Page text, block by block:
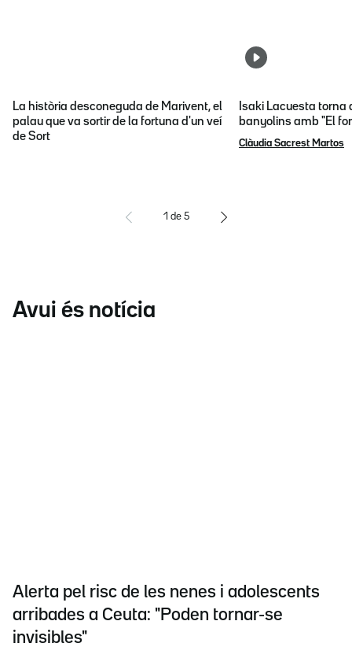
La història desconeguda de Marivent, el
palau que va sortir de la fortuna d'un veí
de Sort
Isaki Lacuesta torna
banyolins amb "El
Clàudia Sacrest Martos
1 de 5
Avui és notícia
Alerta pel risc de les nenes i adolescents
arribades a Ceuta: "Poden tornar-se
invisibles"